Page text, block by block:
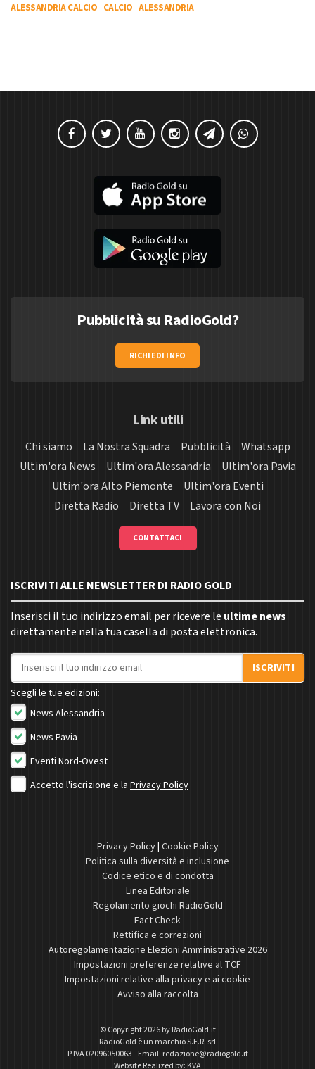
ALESSANDRIA CALCIO-CALCIO-ALESSANDRIA
Pubblicità su RadioGold?
RICHIEDI INFO
Link utili
Chi siamo La Nostra Squadra Pubblicità
Whatsapp
Ultim'ora News
Ultim'ora Alessandria
Ultim'ora Pavia
Ultim'ora Alto Piemonte
Ultim'ora Eventi
Diretta Radio
Diretta TV Lavora con Noi
CONTATTACI
ISCRIVITI ALLE NEWSLETTER DI RADIO GOLD
Inserisci il tuo indirizzo email per ricevere le ultime news
direttamente nella tua casella di posta elettronica.
Indirizzo email
ISCRIVITI
Scegli le tue edizioni:
News Alessandria
News Pavia
Eventi Nord-Ovest
Accetto l'iscrizione e la Privacy Policy
Privacy Policy| Cookie Policy
Politica sulla diversità e inclusione
Codice etico e di condotta
Linea Editoriale
Regolamento giochi RadioGold
Fact Check
Rettifica e correzioni
Autoregolamentazione Elezioni Amministrative 2026
Impostazioni preferenze relative al TCF
Impostazioni relative alla privacy e ai cookie
Avviso alla raccolta
© Copyright 2026 byRadioGold.it
RadioGold è un marchio S.E.R. srl
P.IVA 02096050063 - Email: redazione@radiogold.it
Website Realized by: KVA